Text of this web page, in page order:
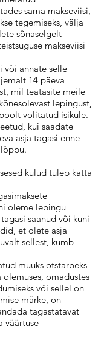
sama makseviisi,
tegemiseks, välja
sõnaselgelt
makseviisi
või annate selle
14 päeva
mil teatasite meile
lepingust,
volitatud isikule.
kui saadate
asja tagasi enne
kulud tuleb katta
oleme lepingu
saanud või kuni
et olete asja
sellest, kumb
muuks otstarbeks
omadustes
või sellel on
märke, on
tagastatavat
väärtuse